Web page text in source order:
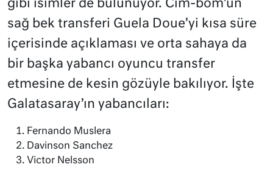
gibi isimler de bulunuyor. Cim-bom’un
sağ bek transferi Guela Doue’yi kısa süre
içerisinde açıklaması ve orta sahaya da
bir başka yabancı oyuncu transfer
etmesine de kesin gözüyle bakılıyor. İşte
Galatasaray’ın yabancıları:
Fernando Muslera
Davinson Sanchez
Victor Nelsson